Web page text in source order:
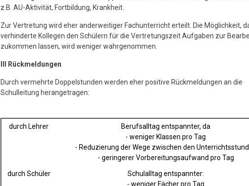
z.B. AU-Aktivität, Fortbildung, Krankheit.
Zur Vertretung wird eher anderweitiger Fachunterricht erteilt. Die Möglichkeit,
verhinderte Kollegen den Schülern für die Vertretungszeit Aufgaben zur
zukommen lassen, wird weniger wahrgenommen.
III Rückmeldungen
Durch vermehrte Doppelstunden werden eher positive Rückmeldungen an die
Schulleitung herangetragen:
durch Lehrer
Berufsalltag entspannter, da
- weniger Klassen pro Tag
- Reduzierung der Wege zwischen den
- geringerer Vorbereitungsaufwand pro Tag
durch Schüler
Schulalltag entspannter:
- weniger Fächer pro Tag